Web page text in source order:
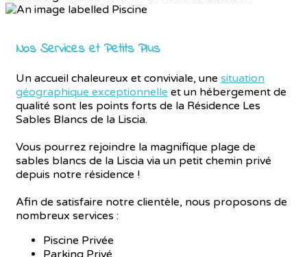
Nos Services et Petits Plus
Un accueil chaleureux et conviviale, une situation
géographique exceptionnelle et un hébergement de
qualité sont les points forts de la Résidence Les
Sables Blancs de la Liscia.
Vous pourrez rejoindre la magnifique plage de
sables blancs de la Liscia via un petit chemin privé
depuis notre résidence !
Afin de satisfaire notre clientèle, nous proposons de
nombreux services :
Piscine Privée
Parking Privé